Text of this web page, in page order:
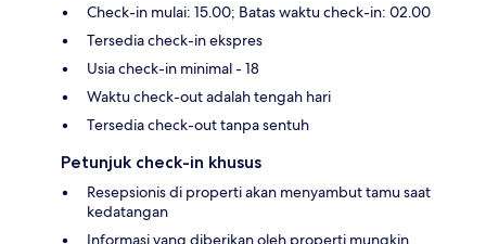
Check-in mulai: 15.00; Batas waktu check-in: 02.00
Tersedia check-in ekspres
Usia check-in minimal - 18
Waktu check-out adalah tengah hari
Tersedia check-out tanpa sentuh
Petunjuk check-in khusus
Resepsionis di properti akan menyambut tamu saat
kedatangan
Informasi yang diberikan oleh properti mungkin